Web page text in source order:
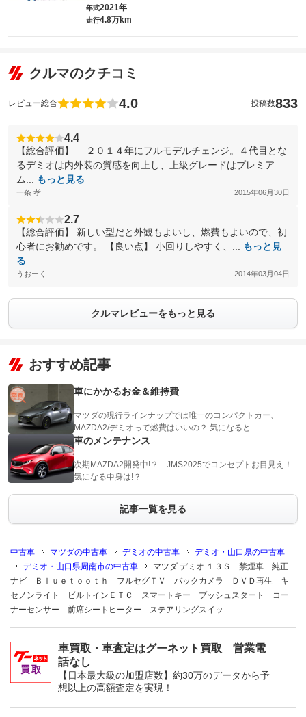
年式2021年
走行4.8万km
クルマのクチコミ
レビュー総合 4.0 投稿数833
4.4
【総合評価】 ２０１４年にフルモデルチェンジ。４代目とな
るデミオは内外装の質感を向上し、上級グレードはプレミア
ム...
もっと見る
一条 孝 2015年06月30日
2.7
【総合評価】 新しい型だと外観もよいし、燃費もよいので、初
心者にお勧めです。 【良い点】 小回りしやすく、...
もっと見
る
うおーく 2014年03月04日
クルマレビューをもっと見る
おすすめ記事
車にかかるお金＆維持費
マツダの現行ラインナップでは唯一のコンパクトカー、
MAZDA2/デミオって燃費はいいの？ 気になると…
車のメンテナンス
次期MAZDA2開発中!？ JMS2025でコンセプトお目見え！
気になる中身は!？
記事一覧を見る
中古車 マツダの中古車 デミオの中古車
デミオ・山口県の中古車
デミオ・山口県周南市の中古車
マツダ デミオ １３Ｓ 禁煙車 純正
ナビ Ｂｌｕｅｔｏｏｔｈ フルセグＴＶ バックカメラ ＤＶＤ再生 キ
セノンライト ビルトインＥＴＣ スマートキー プッシュスタート コー
ナーセンサー 前席シートヒーター ステアリングスイッ
車買取・車査定はグーネット買取 営業電
話なし
【日本最大級の加盟店数】約30万のデータから予
想以上の高額査定を実現！